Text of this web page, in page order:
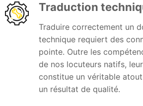
Traduction
Traduire correctement un
technique requiert des
pointe. Outre les
de nos locuteurs natifs,
constitue un véritable
un résultat de qualité.